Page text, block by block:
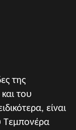
της
του
είναι
Τεμπονέρα